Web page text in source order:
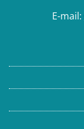
E-mail: